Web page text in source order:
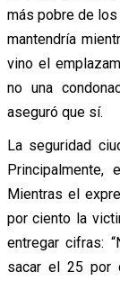
más pobre de
mantendría
vino el
no una
aseguró que sí.
La seguridad
Principalmente,
Mientras el
por ciento la
entregar cifras:
sacar el 25 por